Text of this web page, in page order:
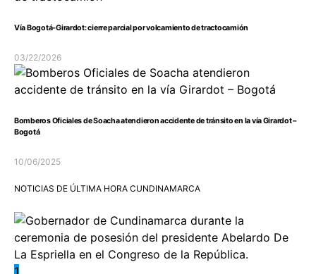
Vía Bogotá-Girardot: cierre parcial por volcamiento de tractocamión
03/22/2026
Bomberos Oficiales de Soacha atendieron accidente de tránsito en la vía Girardot –
Bogotá
10/06/2025
NOTICIAS DE ÚLTIMA HORA CUNDINAMARCA